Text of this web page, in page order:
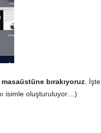
bırakıyoruz. İşte
isimle oluşturuluyor…)